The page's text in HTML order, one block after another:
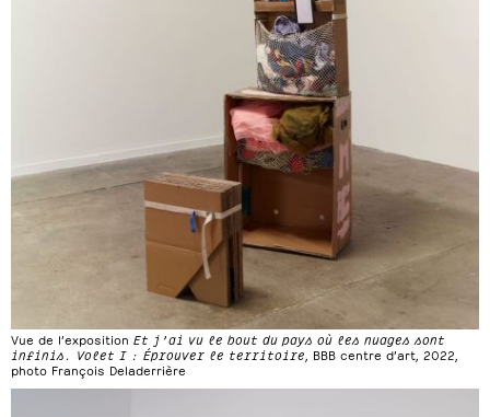
Vue de l’exposition Et j’ai vu le bout du pays où les nuages sont
infinis. Volet I : Éprouver le territoire , BBB centre d’art, 2022,
photo François Deladerrière